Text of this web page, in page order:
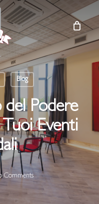
Blog
del Podere
Eventi
Comments